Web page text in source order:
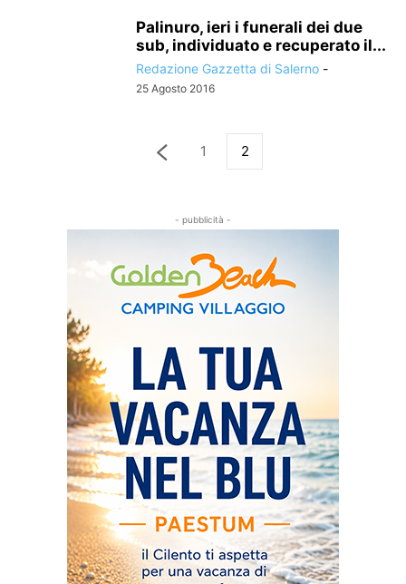
Palinuro, ieri i funerali dei due
sub, individuato e recuperato il...
Redazione Gazzetta di Salerno -
25 Agosto 2016
1 2
- pubblicità -